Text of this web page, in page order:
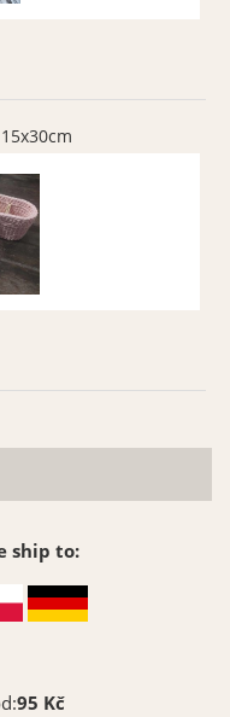
matná 091
ship to:
95 Kč